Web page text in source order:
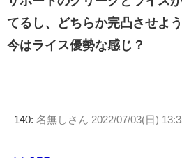
てるし、どちらか完凸させよ
今はライス優勢な感じ？
140: 名無しさん 2022/07/03(日)